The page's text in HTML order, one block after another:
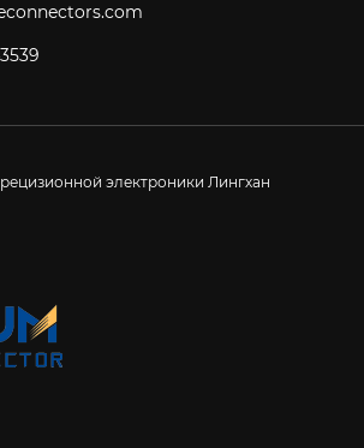
электроники Лингхан